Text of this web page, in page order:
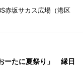
赤坂サカス広場（港区
ーたに夏祭り」 縁日